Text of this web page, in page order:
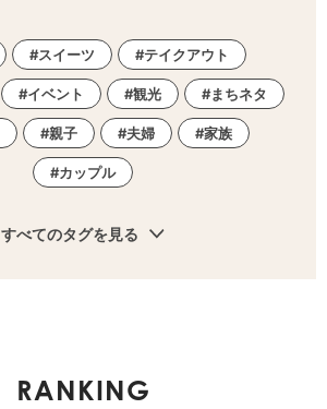
スイーツ テイクアウト
イベント 観光 まちネタ
親子 夫婦 家族
カップル
すべてのタグを見る
RANKING